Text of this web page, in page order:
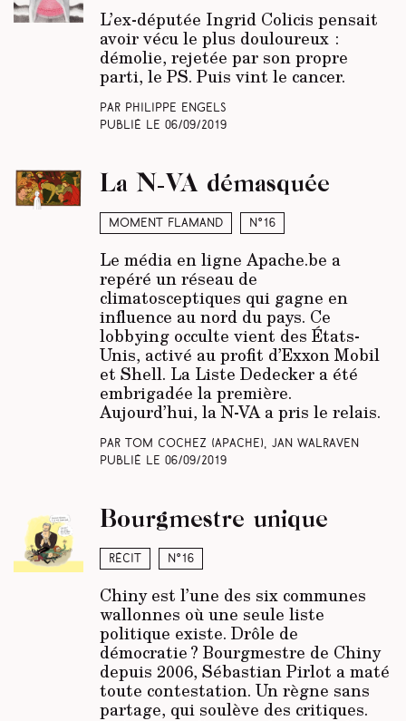
L’ex-députée Ingrid Colicis pensait
avoir vécu le plus douloureux :
démolie, rejetée par son propre
parti, le PS. Puis vint le cancer.
Par Philippe Engels
Publié le 06/09/2019
Moment Flamand N°16
La N-VA démasquée
Le média en ligne Apache.be a
repéré un réseau de
climatosceptiques qui gagne en
influence au nord du pays. Ce
lobbying occulte vient des États-
Unis, activé au profit d’Exxon Mobil
et Shell. La Liste Dedecker a été
embrigadée la première.
Aujourd’hui, la N-VA a pris le relais.
Par Tom Cochez (Apache) , Jan Walraven
Publié le 06/09/2019
Récit N°16
Bourgmestre unique
Chiny est l’une des six communes
wallonnes où une seule liste
politique existe. Drôle de
démocratie ? Bourgmestre de Chiny
depuis 2006, Sébastian Pirlot a maté
toute contestation. Un règne sans
partage, qui soulève des critiques.